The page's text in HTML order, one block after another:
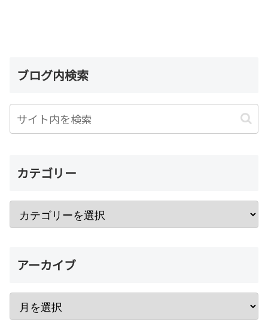
ブログ内検索
カテゴリー
アーカイブ